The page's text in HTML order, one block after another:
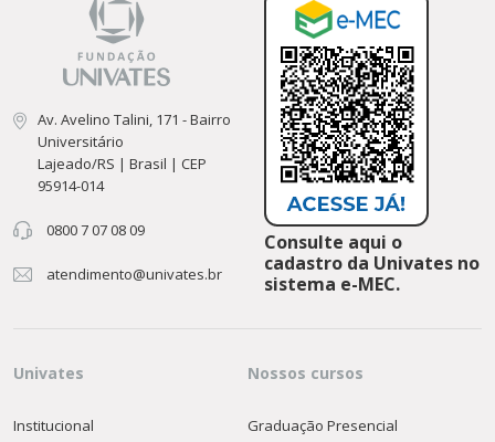
Av. Avelino Talini, 171 - Bairro
Universitário
Lajeado/RS | Brasil | CEP
95914-014
0800 7 07 08 09
atendimento@univates.br
Consulte aqui o
cadastro da Univates no
sistema e-MEC.
Univates
Institucional
Nossos cursos
Graduação Presencial